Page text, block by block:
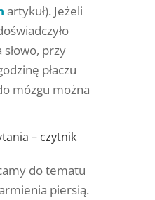
artykuł). Jeżeli
przy
płaczu
mózgu można
– czytnik
do tematu
piersią.